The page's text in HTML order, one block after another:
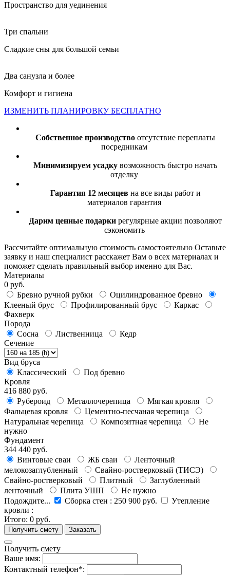
Пространство для уединения
Три спальни
Сладкие сны для большой семьи
Два санузла и более
Комфорт и гигиена
ИЗМЕНИТЬ ПЛАНИРОВКУ БЕСПЛАТНО
Собственное производство отсутствие переплаты
посредникам
Минимизируем усадку возможность быстро начать
отделку
Гарантия 12 месяцев на все виды работ и
материалов гарантия
Дарим ценные подарки регулярные акции позволяют
сэкономить
Рассчитайте оптимальную стоимость самостоятельно Оставьте
заявку и наш специалист расскажет Вам о всех материалах и
поможет сделать правильный выбор именно для Вас.
Материалы
0 руб.
Бревно ручной рубки
Оцилиндрованное бревно
Клееный брус
Профилированный брус
Каркас
Фахверк
Порода
Сосна
Лиственница
Кедр
Сечение
Вид бруса
Классический
Под бревно
Кровля
416 880 руб.
Рубероид
Металлочерепица
Мягкая кровля
Фальцевая кровля
Цементно-песчаная черепица
Натуральная черепица
Композитная черепица
Не
нужно
Фундамент
344 440 руб.
Винтовые сваи
ЖБ сваи
Ленточный
мелокозаглубленный
Свайно-ростверковый (ТИСЭ)
Свайно-ростверковый
Плитный
Заглубленный
ленточный
Плита УШП
Не нужно
Подождите...
Сборка стен : 250 900 руб.
Утепление
кровли :
Итого: 0 руб.
Получить смету
Ваше имя:
Контактный телефон*: